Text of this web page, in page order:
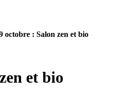
octobre : Salon zen et bio
et bio